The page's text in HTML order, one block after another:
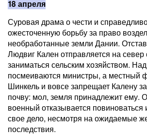
18 апреля
Суровая драма о чести и
ожесточенную борьбу за право
необработанные земли Дании.
Людвиг Кален отправляется на
заниматься сельским хозяйством.
посмеиваются министры, а местный
Шинкель и вовсе запрещает Калену
почву: мол, земля принадлежит ему.
военный отказывается повиноваться
свое дело, несмотря на ожидаемые
последствия.